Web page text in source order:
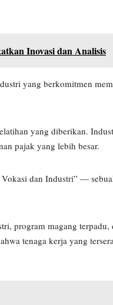
Inovasi dan Analisis
yang berkomitmen
yang diberikan.
pajak yang lebih besar.
dan Industri” —
program magang
tenaga kerja yang